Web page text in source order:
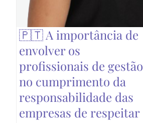
🇵🇹 A importância de
envolver os
profissionais de gestão
no cumprimento da
responsabilidade das
empresas de respeitar